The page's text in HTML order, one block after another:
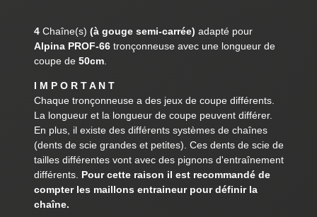
4Chaîne(s) (à gouge semi-carrée) adapté pour
Alpina PROF-66tronçonneuse avec une longueur de
coupe de 50cm.
I M P O R T A N T
Chaque tronçonneuse a des jeux de coupe différents.
La longueur et la longueur de coupe peuvent différer.
En plus, il existe des différents systèmes de chaînes
(dents de scie grandes et petites). Ces dents de scie de
tailles différentes vont avec des pignons d'entraînement
différents. Pour cette raison il est recommandé de
compter les maillons entraineur pour définir la
chaîne.